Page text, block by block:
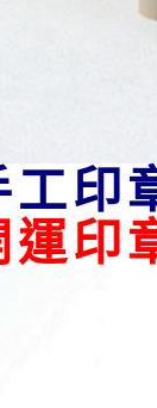
工印
運印